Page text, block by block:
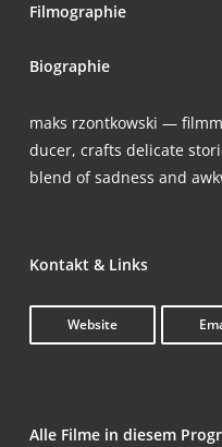
Fil­mo­gra­phie
Bio­gra­phie
maks rzont­kow­ski —
du­cer, crafts deli­ca­te
blend of sad­ness and
Kon­takt & Links
Web­site
Alle Fil­me in die­sem